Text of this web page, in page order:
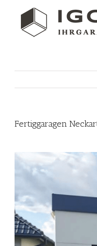
content
Fertiggaragen